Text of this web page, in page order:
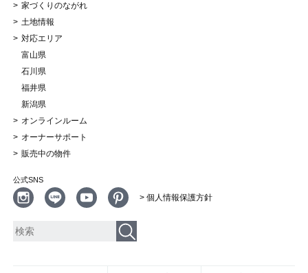
家づくりのながれ
土地情報
対応エリア
富山県
石川県
福井県
新潟県
オンラインルーム
オーナーサポート
販売中の物件
公式SNS
> 個人情報保護方針